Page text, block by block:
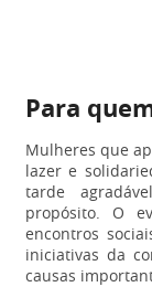
Para
Mulheres que
lazer e
tarde
propósito. O
encontros
iniciativas da
causas